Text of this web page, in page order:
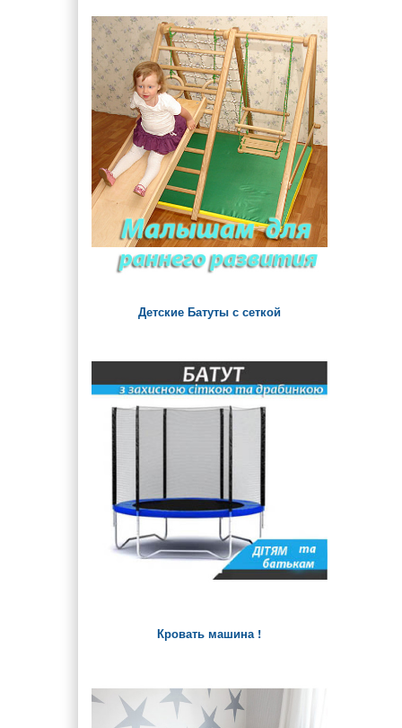
Детские Батуты с сеткой
Кровать машина !